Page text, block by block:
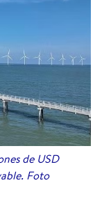
de USD
Foto